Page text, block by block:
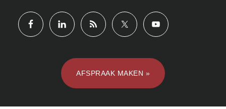
AFSPRAAK MAKEN »